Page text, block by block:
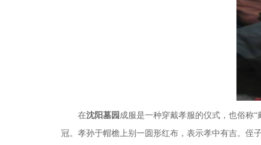
在沈阳墓园 成服是一种穿戴孝服的仪式，也俗称“
冠。孝孙于帽檐上别一圆形红布，表示孝中有吉。侄